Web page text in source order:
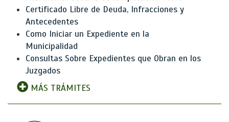
Certificado Libre de Deuda, Infracciones y
Antecedentes
Como Iniciar un Expediente en la
Municipalidad
Consultas Sobre Expedientes que Obran en los
Juzgados
MÁS TRÁMITES